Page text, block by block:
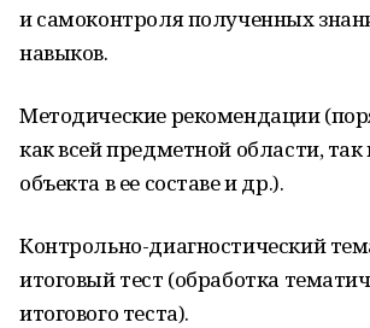
и самоконтроля полученных
навыков.
Методические рекомендации
как всей предметной области,
объекта в ее составе и др.).
Контрольно-диагностический
итоговый тест (обработка
итогового теста).